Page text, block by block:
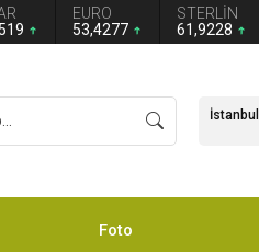
EURO
53,4277
STERLİN
61,9228
İstanbul,
Foto